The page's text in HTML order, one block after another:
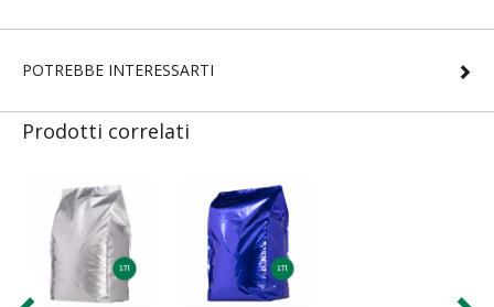
POTREBBE INTERESSARTI
Prodotti correlati